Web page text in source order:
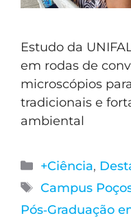
Estudo da
em rodas de
microscópios
tradicionais e
ambiental
+Ciência,
Campus
Pós‑Graduação